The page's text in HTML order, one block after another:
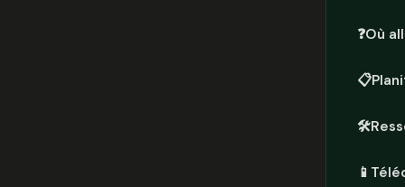
❓Où
📋
🛠️
📱